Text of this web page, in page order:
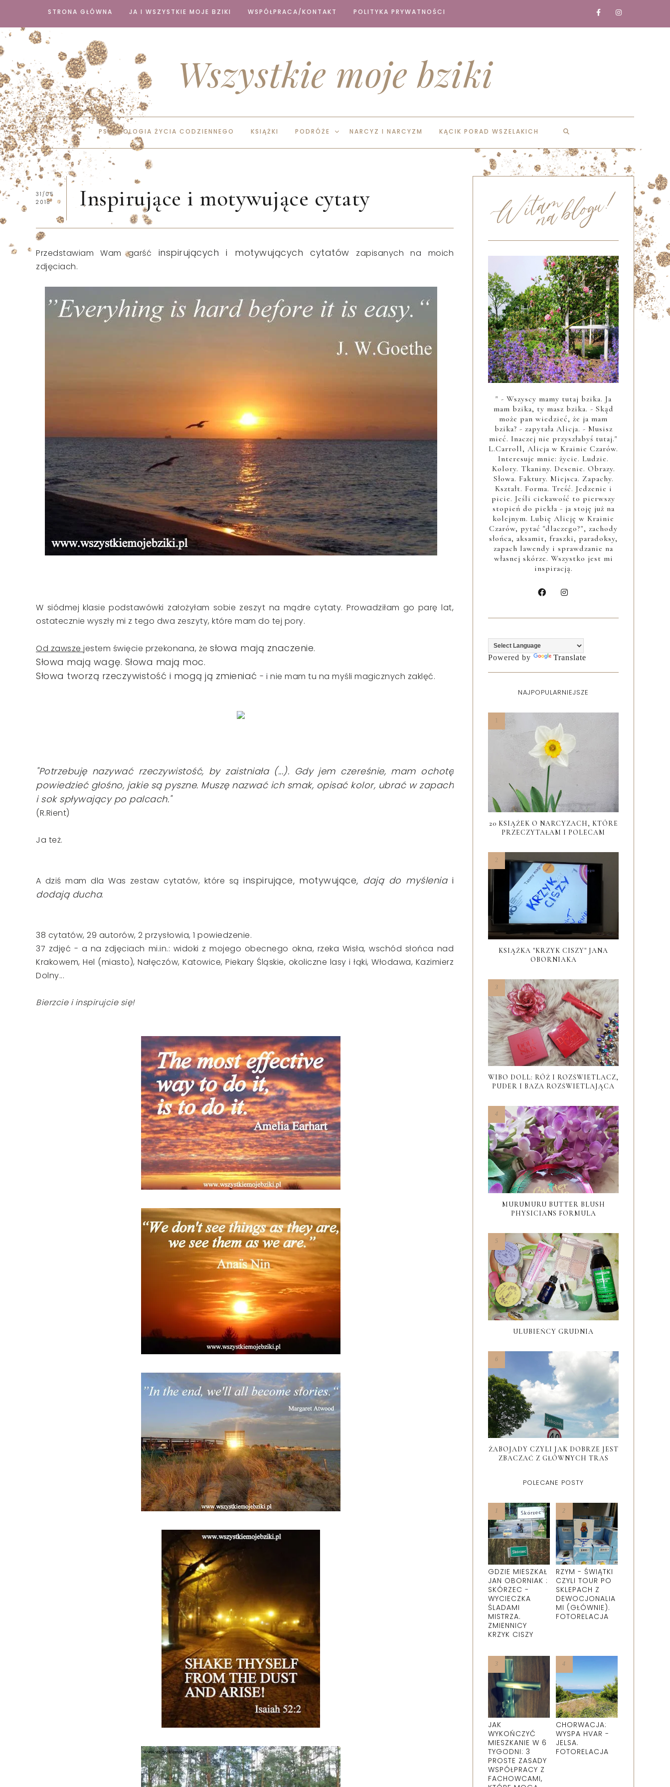
STRONA GŁÓWNA JA I WSZYSTKIE MOJE BZIKI WSPÓŁPRACA/KONTAKT POLITYKA PRYWATNOŚCI
Wszystkie moje bziki
PSYCHOLOGIA ŻYCIA CODZIENNEGO KSIĄŻKI PODRÓŻE NARCYZ I NARCYZM KĄCIK PORAD WSZELAKICH
31/05
2018
Inspirujące i motywujące cytaty
Przedstawiam Wam garść inspirujących i motywujących cytatów zapisanych na moich
zdjęciach.
W siódmej klasie podstawówki założyłam sobie zeszyt na mądre cytaty. Prowadziłam go parę lat,
ostatecznie wyszły mi z tego dwa zeszyty, które mam do tej pory.
Od zawsze jestem święcie przekonana, że słowa mają znaczenie.
Słowa mają wagę. Słowa mają moc.
Słowa tworzą rzeczywistość i mogą ją zmieniać - i nie mam tu na myśli magicznych zaklęć.
"Potrzebuję nazywać rzeczywistość, by zaistniała (...). Gdy jem czereśnie, mam ochotę
powiedzieć głośno, jakie są pyszne. Muszę nazwać ich smak, opisać kolor, ubrać w zapach
i sok spływający po palcach."
(R.Rient)
Ja też.
A dziś mam dla Was zestaw cytatów, które sąinspirujące, motywujące, dają do myśleniai
dodają ducha.
38 cytatów, 29 autorów, 2 przysłowia, 1 powiedzenie.
37 zdjęć - a na zdjęciach mi.in.: widoki z mojego obecnego okna, rzeka Wisła, wschód słońca nad
Krakowem, Hel (miasto), Nałęczów, Katowice, Piekary Śląskie, okoliczne lasy i łąki, Włodawa, Kazimierz
Dolny...
Bierzcie i inspirujcie się!
" - Wszyscy mamy tutaj bzika. Ja
mam bzika, ty masz bzika. - Skąd
może pan wiedzieć, że ja mam
bzika? - zapytała Alicja. - Musisz
mieć. Inaczej nie przyszłabyś tutaj."
L.Carroll, Alicja w Krainie Czarów.
Interesuje mnie: życie. Ludzie.
Kolory. Tkaniny. Desenie. Obrazy.
Słowa. Faktury. Miejsca. Zapachy.
Kształt. Forma. Treść. Jedzenie i
picie. Jeśli ciekawość to pierwszy
stopień do piekła - ja stoję już na
kolejnym. Lubię Alicję w Krainie
Czarów, pytać "dlaczego?", zachody
słońca, aksamit, fraszki, paradoksy,
zapach lawendy i sprawdzanie na
własnej skórze. Wszystko jest mi
inspiracją.
Powered by Translate
NAJPOPULARNIEJSZE
20 KSIĄŻEK O NARCYZACH, KTÓRE
PRZECZYTAŁAM I POLECAM
KSIĄŻKA "KRZYK CISZY" JANA
OBORNIAKA
WIBO DOLL: RÓŻ I ROZŚWIETLACZ,
PUDER I BAZA ROZŚWIETLAJĄCA
MURUMURU BUTTER BLUSH
PHYSICIANS FORMULA
ULUBIEŃCY GRUDNIA
ŻABOJADY CZYLI JAK DOBRZE JEST
ZBACZAĆ Z GŁÓWNYCH TRAS
POLECANE POSTY
GDZIE MIESZKAŁ
JAN OBORNIAK :
SKÓRZEC -
WYCIECZKA
ŚLADAMI
MISTRZA.
ZMIENNICY
KRZYK CISZY
RZYM - ŚWIĄTKI
CZYLI TOUR PO
SKLEPACH Z
DEWOCJONALIA
MI (GŁÓWNIE).
FOTORELACJA
JAK
WYKOŃCZYĆ
MIESZKANIE W 6
TYGODNI: 3
PROSTE ZASADY
WSPÓŁPRACY Z
FACHOWCAMI,
CHORWACJA:
WYSPA HVAR -
JELSA.
FOTORELACJA